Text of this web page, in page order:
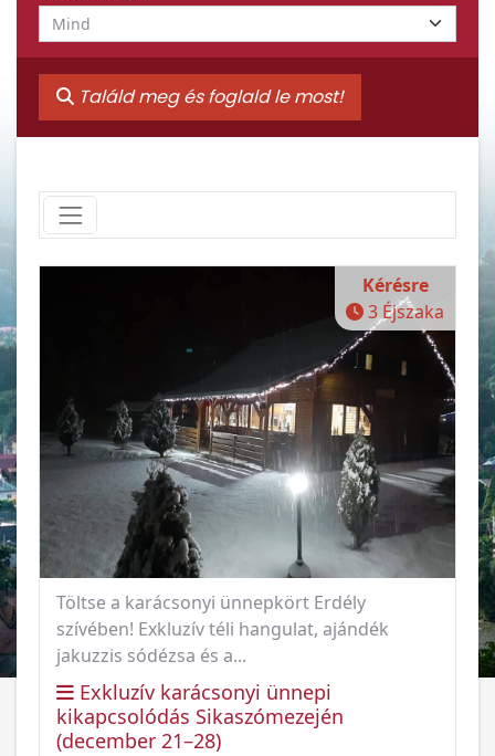
Találd meg és foglald le most!
Töltse a karácsonyi ünnepkört Erdély
szívében! Exkluzív téli hangulat, ajándék
jakuzzis sódézsa és a...
Exkluzív karácsonyi ünnepi
kikapcsolódás Sikaszómezején
(december 21–28)
Kérésre
3 Éjszaka